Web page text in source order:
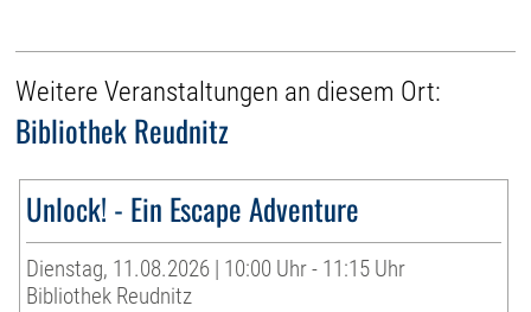
Weitere Veranstaltungen an diesem Ort:
Bibliothek Reudnitz
Unlock! - Ein Escape Adventure
Dienstag, 11.08.2026 | 10:00 Uhr - 11:15 Uhr
Bibliothek Reudnitz